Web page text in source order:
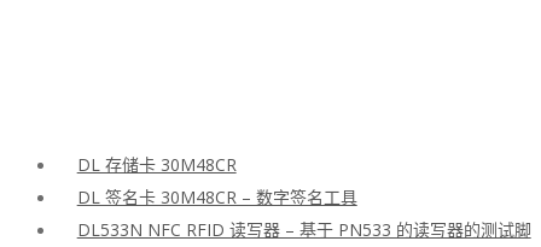
DL 存储卡 30M48CR
DL 签名卡 30M48CR – 数字签名工具
DL533N NFC RFID 读写器 – 基于 PN533 的读写器的测试脚